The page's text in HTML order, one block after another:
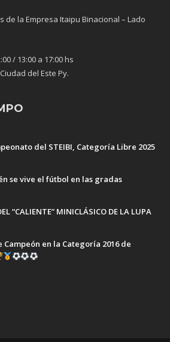
de la Empresa Itaipu Binacional – Lado
/ 13:00 a 17:00 hs
del Este Py.
del STEIBI, Categoría Libre 2025
se vive el fútbol en las gradas
“CALIENTE” MINICLÁSICO DE LA LUPA
Campeón en la Categoría 2016 de